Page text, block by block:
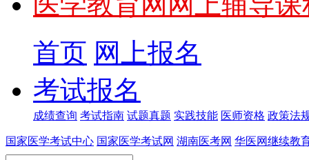
首页 网上报名
考试报名
成绩查询 考试指南 试题真题 实践技能 医师资格 政策法
国家医学考试中心 国家医学考试网 湖南医考网 华医网继续教